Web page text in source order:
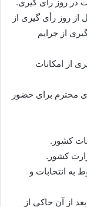
از روز رأی گیری از
از جرایم
از امکانات
محترم برای حضور
به انتخابات و
از آن حاکی از